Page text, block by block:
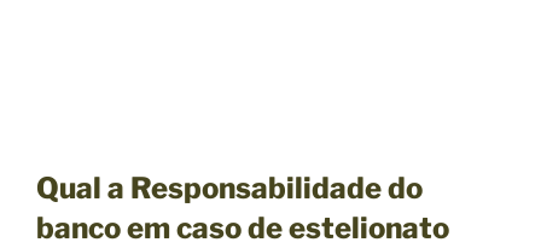
Qual a Responsabilidade do
banco em caso de estelionato